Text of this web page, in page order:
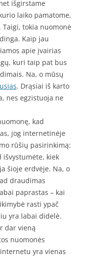
išgirstame
laiko pamatome,
tokia nuomonė
Kaip jau
apie įvairias
kuri taip pat bus
Na, o mūsų
. Drąsiai iš karto
nes egzistuoja ne
kad
jog internetinėje
rūšių pasirinkimą:
išvystumėte, kiek
šioje erdvėje. Na, o
draudimas
paprastas – kai
rasti ypač
yra labai didelė.
dar vieną
nuomonės
yra vienas